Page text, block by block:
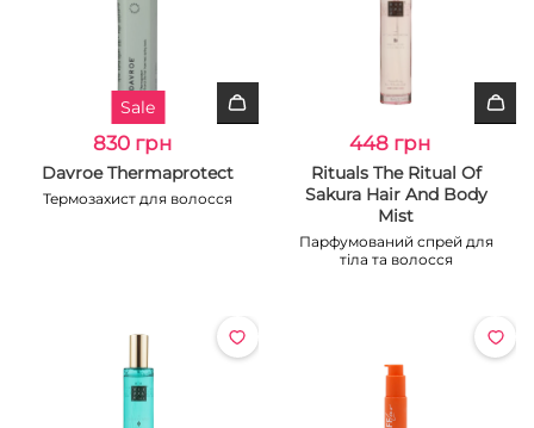
Sale
830 грн
Davroe Thermaprotect
Термозахист для волосся
448 грн
Rituals The Ritual Of
Sakura Hair And Body
Mist
Парфумований спрей для
тіла та волосся